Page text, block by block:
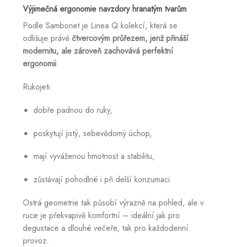
Výjimečná ergonomie navzdory hranatým tvarům
Podle Sambonet je Linea Q kolekcí, která se
odlišuje právě čtvercovým průřezem, jenž přináší
modernitu, ale zároveň zachovává perfektní
ergonomii.
Rukojeti:
dobře padnou do ruky,
poskytují jistý, sebevědomý úchop,
mají vyváženou hmotnost a stabilitu,
zůstávají pohodlné i při delší konzumaci.
Ostrá geometrie tak působí výrazně na pohled, ale v
ruce je překvapivě komfortní – ideální jak pro
degustace a dlouhé večeře, tak pro každodenní
provoz.